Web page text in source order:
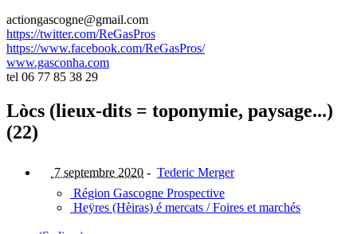
actiongascogne@gmail.com
https://twitter.com/ReGasPros
https://www.facebook.com/ReGasPros/
www.gasconha.com
tel 06 77 85 38 29
Lòcs (lieux-dits = toponymie, paysage...)
(22)
7 septembre 2020 - Tederic Merger
Région Gascogne Prospective
Heÿres (Hèiras) é mercats / Foires et marchés